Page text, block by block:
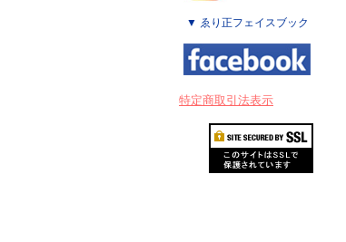
▼ ゑり正フェイスブック
特定商取引法表示